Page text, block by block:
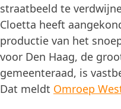
straatbeeld te
Cloetta heeft
productie van het
voor Den Haag, de
gemeenteraad, is
Dat meldt Omroep